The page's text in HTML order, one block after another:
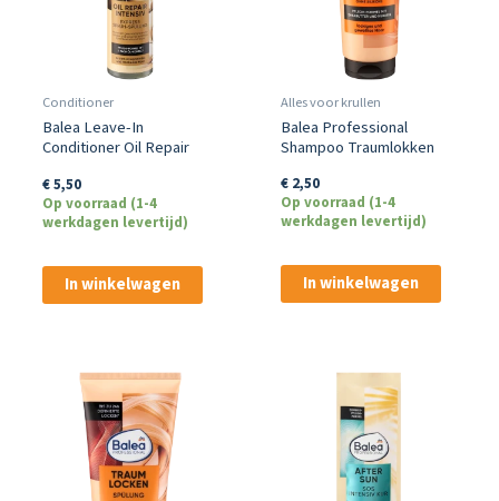
Conditioner
Balea Leave-In
Conditioner Oil Repair
€5,50
Op voorraad (1-4
werkdagen levertijd)
In winkelwagen
Alles voor krullen
Balea Professional
Shampoo Traumlokken
€2,50
Op voorraad (1-4
werkdagen levertijd)
In winkelwagen